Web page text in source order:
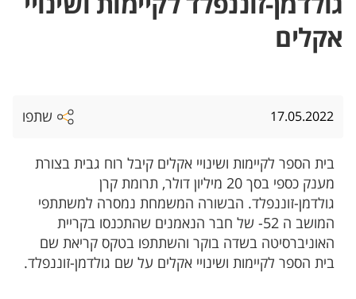
אקלים
17.05.2022 שתפו
בית הספר לקיימות ושינויי אקלים קיבל רוח גבית בצורת
מענק כספי בסך 20 מיליון דולר, תרומת קרן
גולדמן-זוננפלד. הבשורה המשמחת נמסרה למשתתפי
המושב ה 52- של חבר הנאמנים שהתכנסו בקריית
האוניברסיטה בשדה בוקר והשתתפו בטקס קריאת שם
בית הספר לקיימות ושינויי אקלים על שם גולדמן-זוננפלד.